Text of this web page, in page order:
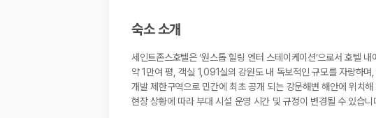
숙소 소개
세인트존스호텔은 ‘원스톱 힐링 엔터 스테이케이션’으로서 호텔
약 1만여 평, 객실 1,091실의 강원도 내 독보적인 규모를 자랑하
개발 제한구역으로 민간에 최초 공개 되는 강문해변 해안에 위치
현장 상황에 따라 부대 시설 운영 시간 및 규정이 변경될 수 있습